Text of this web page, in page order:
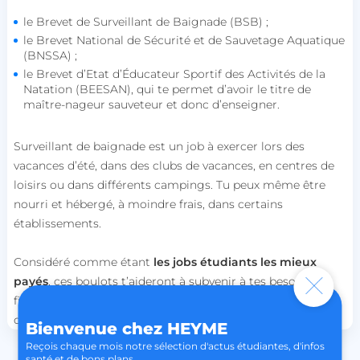
le Brevet de Surveillant de Baignade (BSB) ;
le Brevet National de Sécurité et de Sauvetage Aquatique
(BNSSA) ;
le Brevet d’Etat d’Éducateur Sportif des Activités de la
Natation (BEESAN), qui te permet d’avoir le titre de
maître-nageur sauveteur et donc d’enseigner.
Surveillant de baignade est un job à exercer lors des
vacances d’été, dans des clubs de vacances, en centres de
loisirs ou dans différents campings. Tu peux même être
nourri et hébergé, à moindre frais, dans certains
établissements.
Considéré comme étant les jobs étudiants les mieux
payés, ces boulots t’aideront à subvenir à tes besoins
financiers tout en t’aidant à acquérir de précieuses
compétences pour l’avenir.
Bienvenue chez HEYME
Reçois chaque mois notre sélection d'actus étudiantes, d'infos
Nom
Fournisseur / Domaine
session_uuid
beta-front.heyme.care
lccst accounts.livechat.com
lccid accounts.livechat.com
to_event_consent_id
.heyme.care
Cloudflare Inc.
Politique de confidentialité de
Google